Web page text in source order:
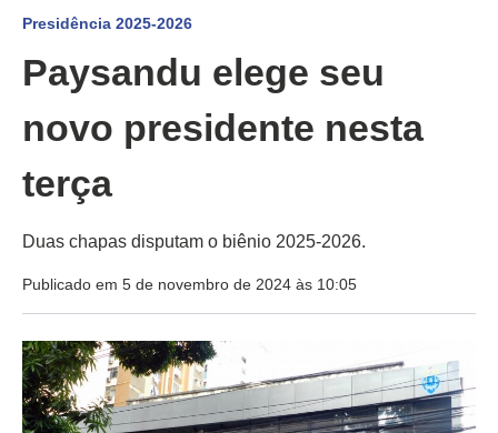
Presidência 2025-2026
Paysandu elege seu
novo presidente nesta
terça
Duas chapas disputam o biênio 2025-2026.
Publicado em 5 de novembro de 2024 às 10:05